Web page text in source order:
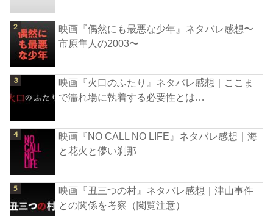
映画『偶然にも最悪な少年』ネタバレ感想〜
市原隼人の2003〜
映画『火口のふたり』ネタバレ感想｜ここま
で濡れ場に執着する必要性とは…
映画『NO CALL NO LIFE』ネタバレ感想｜海
と花火と儚い刹那
映画『丑三つの村』ネタバレ感想｜津山事件
との関係を考察（閲覧注意）